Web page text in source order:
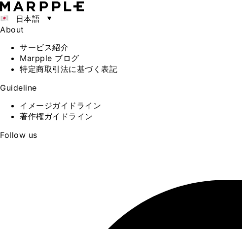
日本語
About
サービス紹介
Marpple ブログ
特定商取引法に基づく表記
Guideline
イメージガイドライン
著作権ガイドライン
Follow us